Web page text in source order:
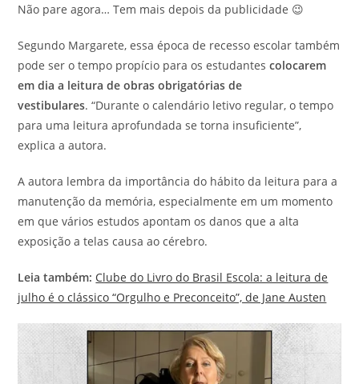
Não pare agora… Tem mais depois da publicidade 😉
Segundo Margarete, essa época de recesso escolar também
pode ser o tempo propício para os estudantescolocarem
em dia a leitura de obras obrigatórias de
vestibulares. “Durante o calendário letivo regular, o tempo
para uma leitura aprofundada se torna insuficiente”,
explica a autora.
A autora lembra da importância do hábito da leitura para a
manutenção da memória, especialmente em um momento
em que vários estudos apontam os danos que a alta
exposição a telas causa ao cérebro.
Leia também: Clube do Livro do Brasil Escola: a leitura de
julho é o clássico “Orgulho e Preconceito”, de Jane Austen